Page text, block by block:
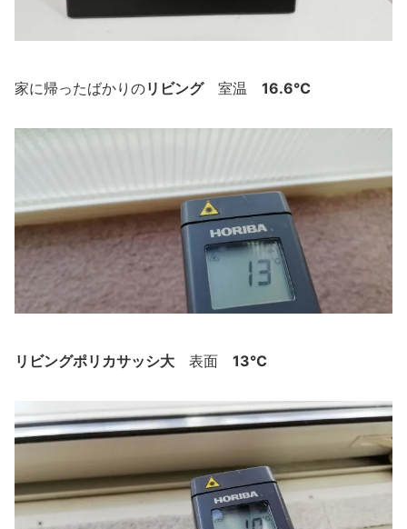
家に帰ったばかりのリビング室温 16.6℃
リビングポリカサッシ大 表面 13℃